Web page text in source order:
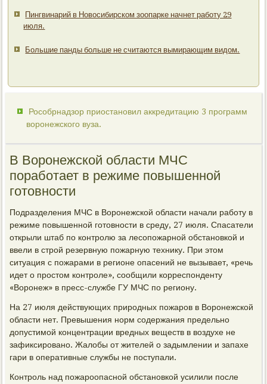
Пингвинарий в Новосибирском зоопарке начнет работу 29
июля.
Большие панды больше не считаются вымирающим видом.
Рособрнадзор приостановил аккредитацию 3 программ
воронежского вуза.
В Воронежской области МЧС
поработает в режиме повышенной
готовности
Подразделения МЧС в Воронежской области начали работу в
режиме повышенной готовности в среду, 27 июля. Спасатели
открыли штаб по контролю за лесопожарной обстановкой и
ввели в строй резервную пожарную технику. При этом
ситуация с пожарами в регионе опасений не вызывает, «речь
идет о простом контроле», сообщили корреспонденту
«Воронеж» в пресс-службе ГУ МЧС по региону.
На 27 июля действующих природных пожаров в Воронежской
области нет. Превышения норм содержания предельно
допустимой концентрации вредных веществ в воздухе не
зафиксировано. Жалобы от жителей о задымлении и запахе
гари в оперативные службы не поступали.
Контроль над пожароопасной обстановкой усилили после